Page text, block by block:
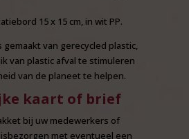
15 x 15 cm, in wit PP.
gemaakt van gerecycled plastic,
van plastic afval te stimuleren
van de planeet te helpen.
kaart of brief
bij uw medewerkers of
met eventueel een